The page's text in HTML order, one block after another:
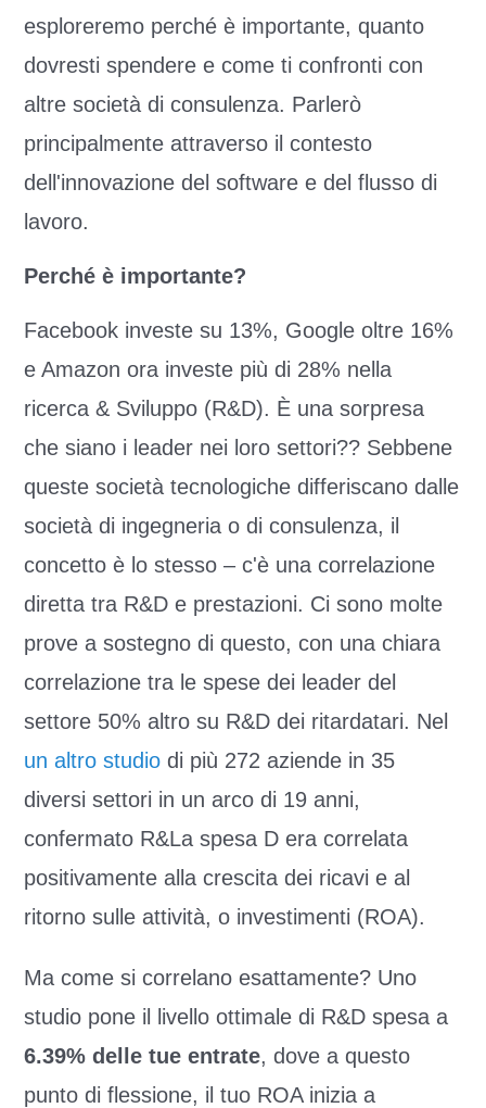
esploreremo perché è importante, quanto
dovresti spendere e come ti confronti con
altre società di consulenza. Parlerò
principalmente attraverso il contesto
dell'innovazione del software e del flusso di
lavoro.
Perché è importante?
Facebook investe su 13%, Google oltre 16%
e Amazon ora investe più di 28% nella
ricerca & Sviluppo (R&D). È una sorpresa
che siano i leader nei loro settori?? Sebbene
queste società tecnologiche differiscano dalle
società di ingegneria o di consulenza, il
concetto è lo stesso – c'è una correlazione
diretta tra R&D e prestazioni. Ci sono molte
prove a sostegno di questo, con una chiara
correlazione tra le spese dei leader del
settore 50% altro su R&D dei ritardatari. Nel
un altro studio di più 272 aziende in 35
diversi settori in un arco di 19 anni,
confermato R&La spesa D era correlata
positivamente alla crescita dei ricavi e al
ritorno sulle attività, o investimenti (ROA).
Ma come si correlano esattamente? Uno
studio pone il livello ottimale di R&D spesa a
6.39% delle tue entrate, dove a questo
punto di flessione, il tuo ROA inizia a